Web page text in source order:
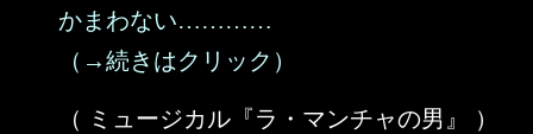
かまわない…………
（→続きはクリック）
（ ミュージカル『ラ・マンチャの男』 ）